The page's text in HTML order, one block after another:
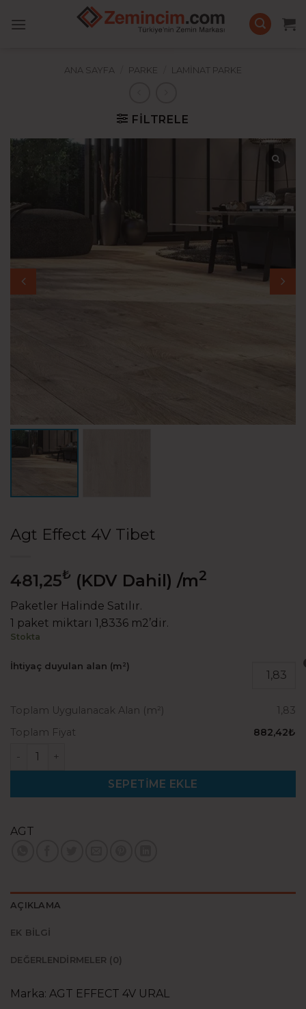
atla
ANA SAYFA PARKE LAMINAT PARKE
FILTRELE
Agt Effect 4V Tibet
481,25₺ (KDV Dahil) /m2
Paketler Halinde Satılır.
1 paket miktarı 1,8336 m2’dir.
Stokta
İhtiyaç duyulan alan (m²)
Toplam Uygulanacak Alan (m²)
1,83
Toplam Fiyat
882,42₺
Agt Effect 4V Tibet adet
SEPETIME EKLE
AGT
AÇIKLAMA
EK BILGI
DEĞERLENDIRMELER (0)
Marka: AGT EFFECT 4V URAL